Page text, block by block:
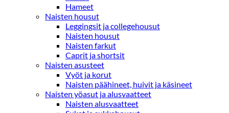
Hameet
Naisten housut
Leggingsit ja collegehousut
Naisten housut
Naisten farkut
Caprit ja shortsit
Naisten asusteet
Vyöt ja korut
Naisten päähineet, huivit ja käsineet
Naisten yöasut ja alusvaatteet
Naisten alusvaatteet